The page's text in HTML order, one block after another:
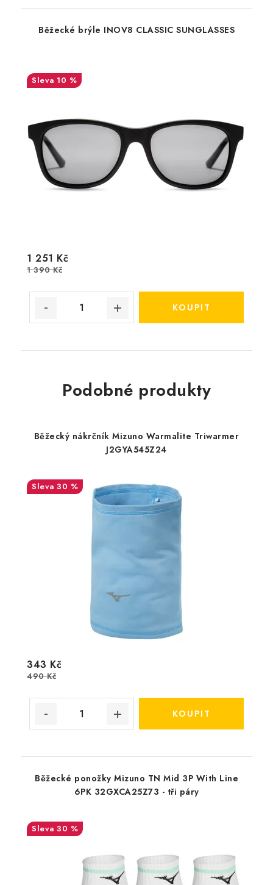
Běžecké brýle INOV8 CLASSIC SUNGLASSES
10 %
1 251 Kč
1 390 Kč
Podobné produkty
Běžecký nákrčník Mizuno Warmalite Triwarmer
J2GYA545Z24
30 %
343 Kč
490 Kč
Běžecké ponožky Mizuno TN Mid 3P With Line
6PK 32GXCA25Z73 - tři páry
30 %